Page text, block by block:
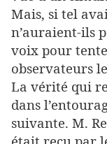
Mais, si tel
n’auraient-ils
voix pour
observateurs
La vérité qui
dans
suivante. M.